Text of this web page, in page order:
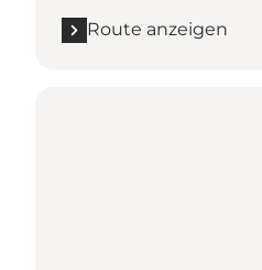
Route anzeigen